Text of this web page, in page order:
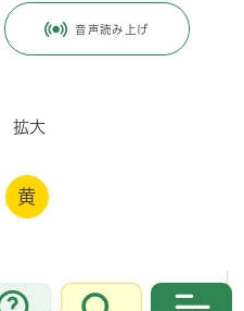
音声読み上げ
拡大
黄
お問合せ
：2021年9月6日 / ページ番号：C072544
口、経済、社会、教育などの各
）】